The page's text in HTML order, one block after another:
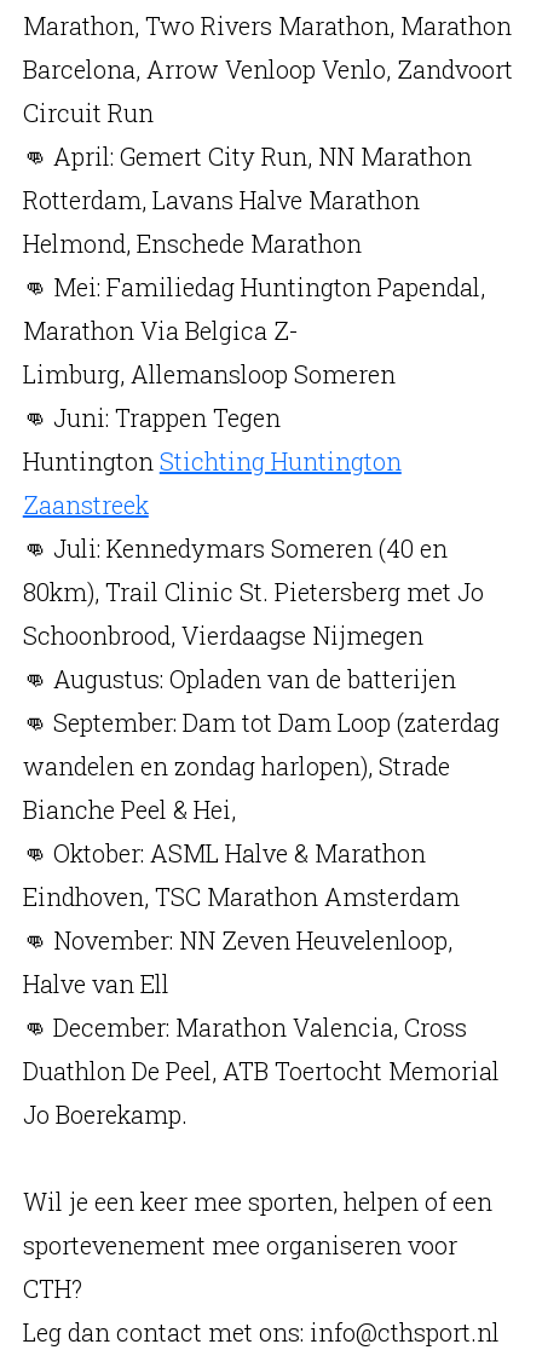
Marathon, Two Rivers Marathon, Marathon
Barcelona, Arrow Venloop Venlo, Zandvoort
Circuit Run
👊 April: Gemert City Run, NN Marathon
Rotterdam, Lavans Halve Marathon
Helmond, Enschede Marathon
👊 Mei: Familiedag Huntington Papendal,
Marathon Via Belgica Z-
Limburg, Allemansloop Someren
👊 Juni: Trappen Tegen
Huntington Stichting Huntington
Zaanstreek
👊 Juli: Kennedymars Someren (40 en
80km), Trail Clinic St. Pietersberg met Jo
Schoonbrood, Vierdaagse Nijmegen
👊 Augustus: Opladen van de batterijen
👊 September: Dam tot Dam Loop (zaterdag
wandelen en zondag harlopen), Strade
Bianche Peel & Hei,
👊 Oktober: ASML Halve & Marathon
Eindhoven, TSC Marathon Amsterdam
👊 November: NN Zeven Heuvelenloop,
Halve van Ell
👊 December: Marathon Valencia, Cross
Duathlon De Peel, ATB Toertocht Memorial
Jo Boerekamp.
Wil je een keer mee sporten, helpen of een
sportevenement mee organiseren voor
CTH?
Leg dan contact met ons: info@cthsport.nl